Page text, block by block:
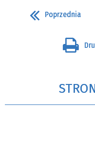
Poprzednia